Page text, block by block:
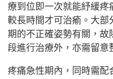
療到位即一次就能紓緩疼
較長時間才可治瘉。大部
期的不正確姿勢有關，故
段進行治療外，亦需留意
疼痛急性期內，同時需配